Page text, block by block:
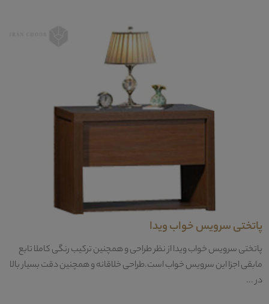
پاتختی سرویس خواب ویدا
پاتختی سرویس خواب ویدا از نظر طراحی و همچنین ترکیب رنگی کاملا تابع
مابقی اجزا این سرویس خواب است.طراحی خلاقانه و همچنین دقت بسیار بالا
در ...